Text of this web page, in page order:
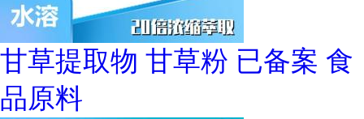
甘草提取物 甘草粉 已备案 食
品原料